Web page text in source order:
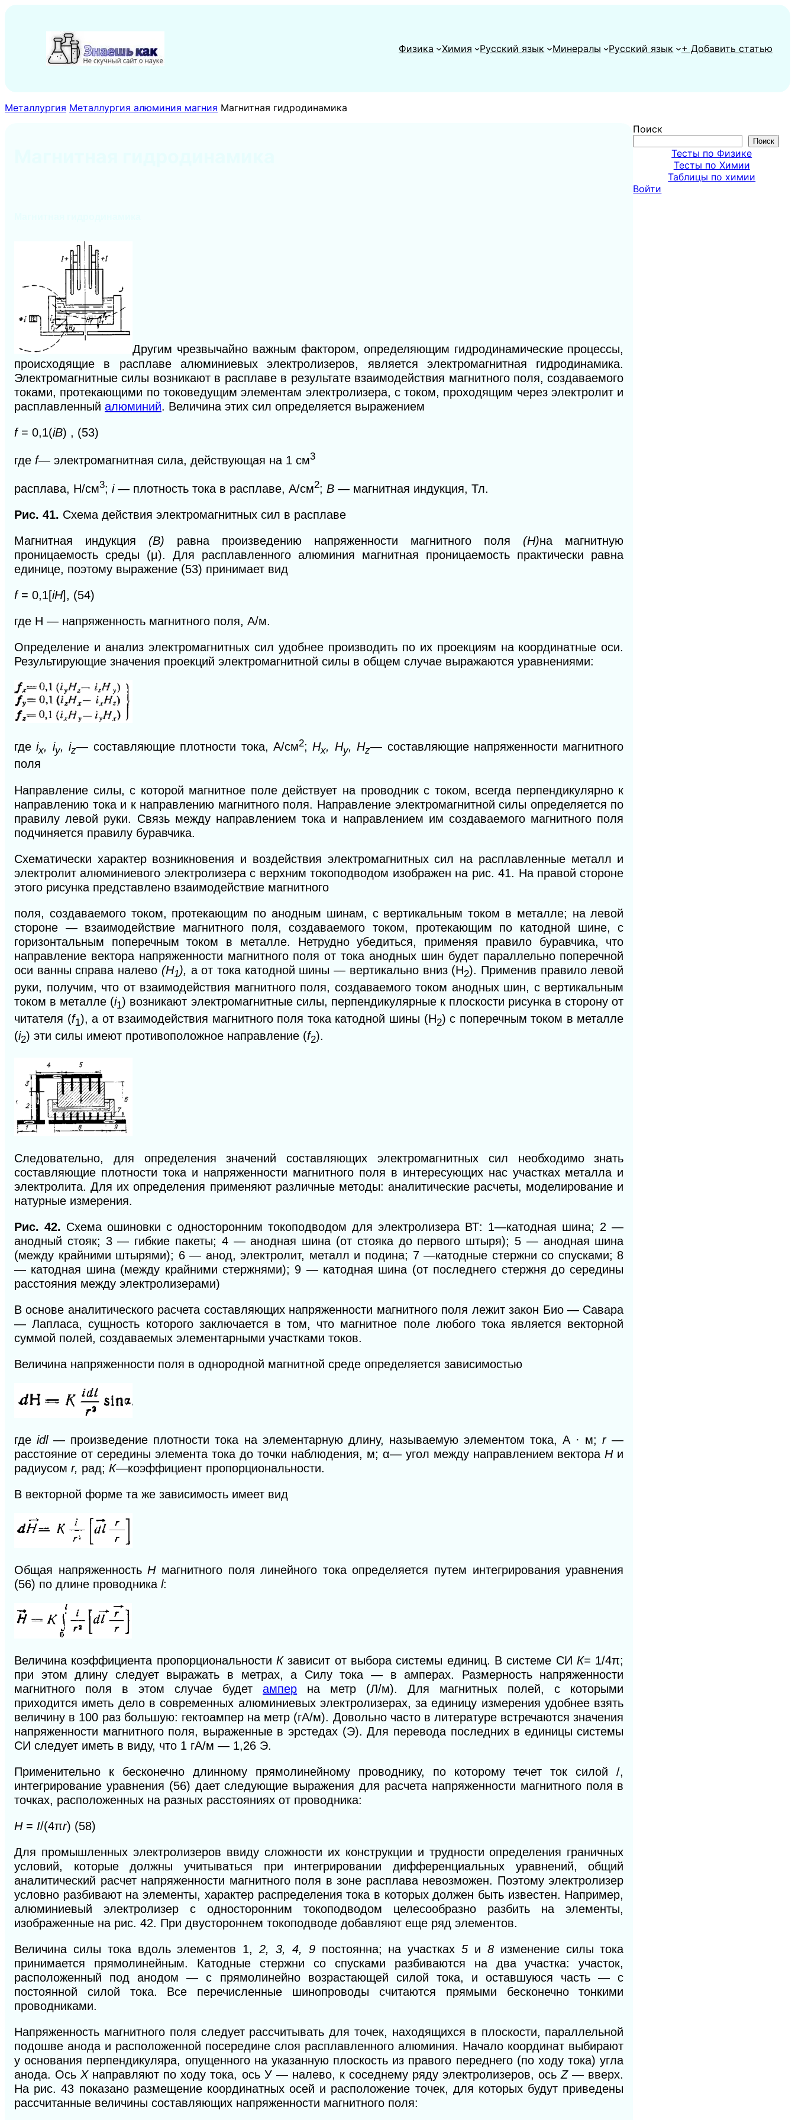
содержимому
Физика
Химия Русский язык Минералы Русский язык + Добавить статью
Металлургия Металлургия алюминия магния Магнитная гидродинамика
Другим чрезвычайно важным фактором, определяющим гидродинамические процессы,
происходящие в расплаве алюминиевых электролизеров, является электромагнитная гидродинамика.
Электромагнитные силы возникают в расплаве в результате взаимодействия магнитного поля, создаваемого
токами, протекающими по токоведущим элементам электролизера, с током, проходящим через электролит и
расплавленный алюминий. Величина этих сил определяется выражением
f = 0,1(iB) , (53)
где f— электромагнитная сила, действующая на 1 см3
расплава, Н/см3; i — плотность тока в расплаве, А/см2; В — магнитная индукция, Тл.
Рис. 41. Схема действия электромагнитных сил в расплаве
Магнитная индукция (В) равна произведению напряженности магнитного поля (Н)на магнитную
проницаемость среды (μ). Для расплавленного алюминия магнитная проницаемость практически равна
единице, поэтому выражение (53) принимает вид
f = 0,1[iH], (54)
где H — напряженность магнитного поля, А/м.
Определение и анализ электромагнитных сил удобнее производить по их проекциям на координатные оси.
Результирующие значения проекций электромагнитной силы в общем случае выражаются уравнениями:
гдеix, iy, iz— составляющие плотности тока, А/см2;Нх, Ну, Hz— составляющие напряженности магнитного
поля
Направление силы, с которой магнитное поле действует на проводник с током, всегда перпендикулярно к
направлению тока и к направлению магнитного поля. Направление электромагнитной силы определяется по
правилу левой руки. Связь между направлением тока и направлением им создаваемого магнитного поля
подчиняется правилу буравчика.
Схематически характер возникновения и воздействия электромагнитных сил на расплавленные металл и
электролит алюминиевого электролизера с верхним токоподводом изображен на рис. 41. На правой стороне
этого рисунка представлено взаимодействие магнитного
поля, создаваемого током, протекающим по анодным шинам, с вертикальным током в металле; на левой
стороне — взаимодействие магнитного поля, создаваемого током, протекающим по катодной шине, с
горизонтальным поперечным током в металле. Нетрудно убедиться, применяя правило буравчика, что
направление вектора напряженности магнитного поля от тока анодных шин будет параллельно поперечной
оси ванны справа налево (H1), а от тока катодной шины — вертикально вниз (H2). Применив правило левой
руки, получим, что от взаимодействия магнитного поля, создаваемого током анодных шин, с вертикальным
током в металле (i1) возникают электромагнитные силы, перпендикулярные к плоскости рисунка в сторону от
читателя (f1), а от взаимодействия магнитного поля тока катодной шины (H2) с поперечным током в металле
(i2) эти силы имеют противоположное направление (f2).
Следовательно, для определения значений составляющих электромагнитных сил необходимо знать
составляющие плотности тока и напряженности магнитного поля в интересующих нас участках металла и
электролита. Для их определения применяют различные методы: аналитические расчеты, моделирование и
натурные измерения.
Рис. 42. Схема ошиновки с односторонним токоподводом для электролизера ВТ: 1—катодная шина; 2 —
анодный стояк; 3 — гибкие пакеты; 4 — анодная шина (от стояка до первого штыря); 5 — анодная шина
(между крайними штырями); 6 — анод, электролит, металл и подина; 7 —катодные стержни со спусками; 8
— катодная шина (между крайними стержнями); 9 — катодная шина (от последнего стержня до середины
расстояния между электролизерами)
В основе аналитического расчета составляющих напряженности магнитного поля лежит закон Био — Савара
— Лапласа, сущность которого заключается в том, что магнитное поле любого тока является векторной
суммой полей, создаваемых элементарными участками токов.
Величина напряженности поля в однородной магнитной среде определяется зависимостью
гдеidl— произведение плотности тока на элементарную длину, называемую элементом тока, А · м;r —
расстояние от середины элемента тока до точки наблюдения, м; α— угол между направлением вектораН и
радиусом r, рад; К—коэффициент пропорциональности.
В векторной форме та же зависимость имеет вид
Общая напряженностьН магнитного поля линейного тока определяется путем интегрирования уравнения
(56) по длине проводника l:
Величина коэффициента пропорциональностиКзависит от выбора системы единиц. В системе СИК= 1/4π;
при этом длину следует выражать в метрах, а Силу тока — в амперах. Размерность напряженности
магнитного поля в этом случае будетампер на метр (Л/м). Для магнитных полей, с которыми
приходится иметь дело в современных алюминиевых электролизерах, за единицу измерения удобнее взять
величину в 100 раз большую: гектоампер на метр (гА/м). Довольно часто в литературе встречаются значения
напряженности магнитного поля, выраженные в эрстедах (Э). Для перевода последних в единицы системы
СИ следует иметь в виду, что 1 гА/м — 1,26 Э.
Применительно к бесконечно длинному прямолинейному проводнику, по которому течет ток силой /,
интегрирование уравнения (56) дает следующие выражения для расчета напряженности магнитного поля в
точках, расположенных на разных расстояниях от проводника:
H= I/(4πr) (58)
Для промышленных электролизеров ввиду сложности их конструкции и трудности определения граничных
условий, которые должны учитываться при интегрировании дифференциальных уравнений, общий
аналитический расчет напряженности магнитного поля в зоне расплава невозможен. Поэтому электролизер
условно разбивают на элементы, характер распределения тока в которых должен быть известен. Например,
алюминиевый электролизер с односторонним токоподводом целесообразно разбить на элементы,
изображенные на рис. 42. При двустороннем токоподводе добавляют еще ряд элементов.
Величина силы тока вдоль элементов 1,2, 3, 4, 9 постоянна; на участках5 и 8 изменение силы тока
принимается прямолинейным. Катодные стержни со спусками разбиваются на два участка: участок,
расположенный под анодом — с прямолинейно возрастающей силой тока, и оставшуюся часть — с
постоянной силой тока. Все перечисленные шинопроводы считаются прямыми бесконечно тонкими
проводниками.
Напряженность магнитного поля следует рассчитывать для точек, находящихся в плоскости, параллельной
подошве анода и расположенной посередине слоя расплавленного алюминия. Начало координат выбирают
у основания перпендикуляра, опущенного на указанную плоскость из правого переднего (по ходу тока) угла
анода. ОсьX направляют по ходу тока, ось У — налево, к соседнему ряду электролизеров, осьZ— вверх.
На рис. 43 показано размещение координатных осей и расположение точек, для которых будут приведены
рассчитанные величины составляющих напряженности магнитного поля:
Поиск
Поиск
Тесты по Физике
Тесты по Химии
Таблицы по химии
Войти